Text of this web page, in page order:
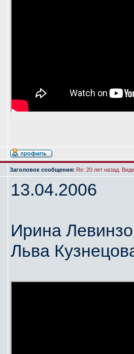
Заголовок сообщения: Re: 20 лет назад.
13.04.2006
Ирина
Льва